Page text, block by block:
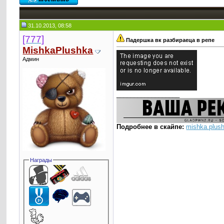
31.10.2013, 08:58
[777]
MishkaPlushka
Админ
Награды
Падершка вк разбираеца в репе
Подробнее в скайпе: